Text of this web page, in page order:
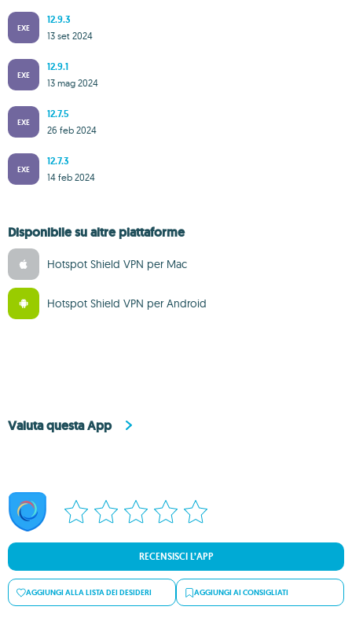
EXE
12.9.3
13 set 2024
EXE
12.9.1
13 mag 2024
EXE
12.7.5
26 feb 2024
EXE
12.7.3
14 feb 2024
Disponibile su altre piattaforme
Hotspot Shield VPN per Mac
Hotspot Shield VPN per Android
Valuta questa App
RECENSISCI L’APP
AGGIUNGI ALLA LISTA DEI DESIDERI AGGIUNGI AI CONSIGLIATI